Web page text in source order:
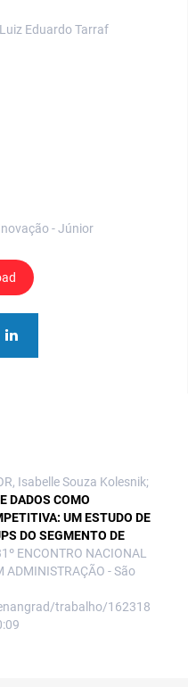
Eduardo Tarraf
- Júnior
Isabelle Souza Kolesnik;
DADOS COMO
UM ESTUDO DE
DO SEGMENTO DE
ENCONTRO NACIONAL
ADMINISTRAÇÃO - São
trabalho/162318